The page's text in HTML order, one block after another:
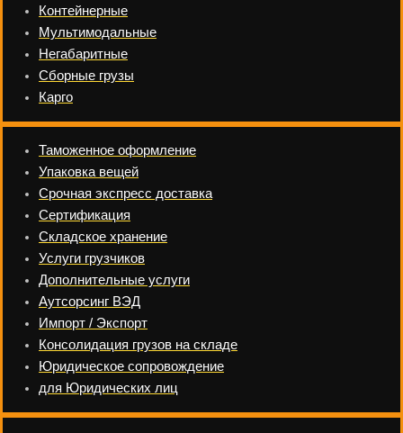
Контейнерные
Мультимодальные
Негабаритные
Сборные грузы
Карго
Таможенное оформление
Упаковка вещей
Срочная экспресс доставка
Сертификация
Складское хранение
Услуги грузчиков
Дополнительные услуги
Аутсорсинг ВЭД
Импорт / Экспорт
Консолидация грузов на складе
Юридическое сопровождение
для Юридических лиц